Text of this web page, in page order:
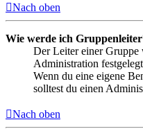
Nach oben
Wie werde ich
Der Leiter einer
Administration
Wenn du eine eigene
solltest du einen
Nach oben